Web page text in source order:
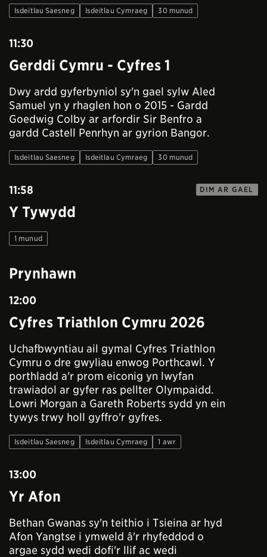
Isdeitlau Saesneg Isdeitlau Cymraeg 30 munud
11:30
Gerddi Cymru - Cyfres 1
Dwy ardd gyferbyniol sy'n gael sylw Aled
Samuel yn y rhaglen hon o 2015 - Gardd
Goedwig Colby ar arfordir Sir Benfro a
gardd Castell Penrhyn ar gyrion Bangor.
Isdeitlau Saesneg Isdeitlau Cymraeg 30 munud
11:58 DIM AR GAEL
Y Tywydd
1 munud
Prynhawn
12:00
Cyfres Triathlon Cymru 2026
Uchafbwyntiau ail gymal Cyfres Triathlon
Cymru o dre gwyliau enwog Porthcawl. Y
porthladd a'r prom eiconig yn lwyfan
trawiadol ar gyfer ras pellter Olympaidd.
Lowri Morgan a Gareth Roberts sydd yn ein
tywys trwy holl gyffro'r gyfres.
Isdeitlau Saesneg Isdeitlau Cymraeg 1 awr
13:00
Yr Afon
Bethan Gwanas sy'n teithio i Tsieina ar hyd
Afon Yangtse i ymweld â'r rhyfeddod o
argae sydd wedi dofi'r llif ac wedi